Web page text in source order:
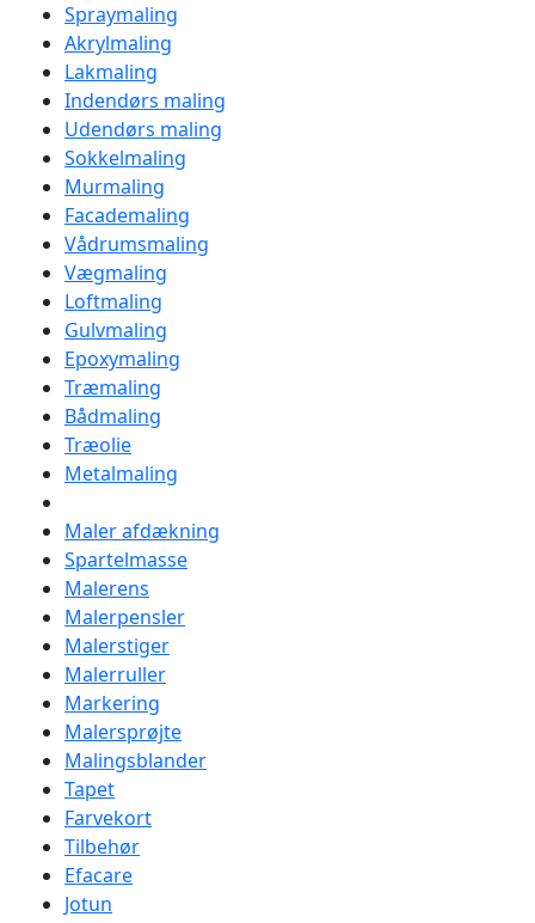
Spraymaling
Akrylmaling
Lakmaling
Indendørs maling
Udendørs maling
Sokkelmaling
Murmaling
Facademaling
Vådrumsmaling
Vægmaling
Loftmaling
Gulvmaling
Epoxymaling
Træmaling
Bådmaling
Træolie
Metalmaling
Maler afdækning
Spartelmasse
Malerens
Malerpensler
Malerstiger
Malerruller
Markering
Malersprøjte
Malingsblander
Tapet
Farvekort
Tilbehør
Efacare
Jotun